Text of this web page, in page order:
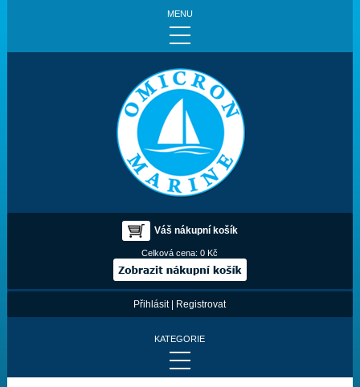
MENU
Váš nákupní košík
Celková cena:0 Kč
Přihlásit| Registrovat
KATEGORIE